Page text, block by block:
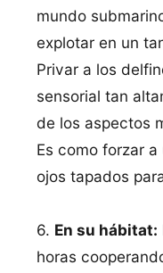
mundo
explotar en un
Privar a los
sensorial tan
de los aspectos
Es como forzar
ojos tapados
6. En su hábitat:
horas